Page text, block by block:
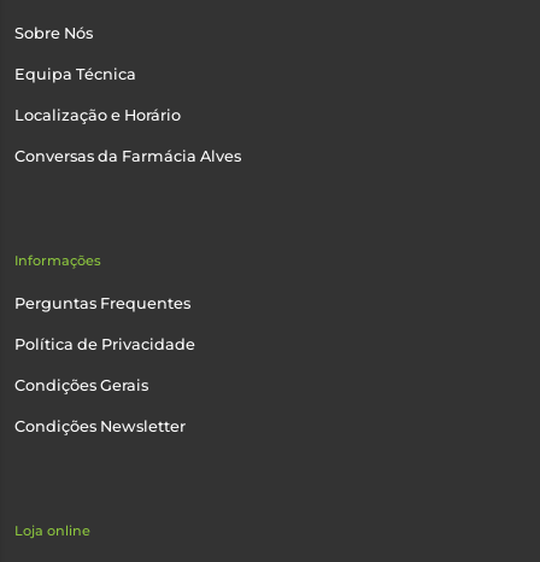
Sobre Nós
Equipa Técnica
Localização e Horário
Conversas da Farmácia Alves
Informações
Perguntas Frequentes
Política de Privacidade
Condições Gerais
Condições Newsletter
Loja online